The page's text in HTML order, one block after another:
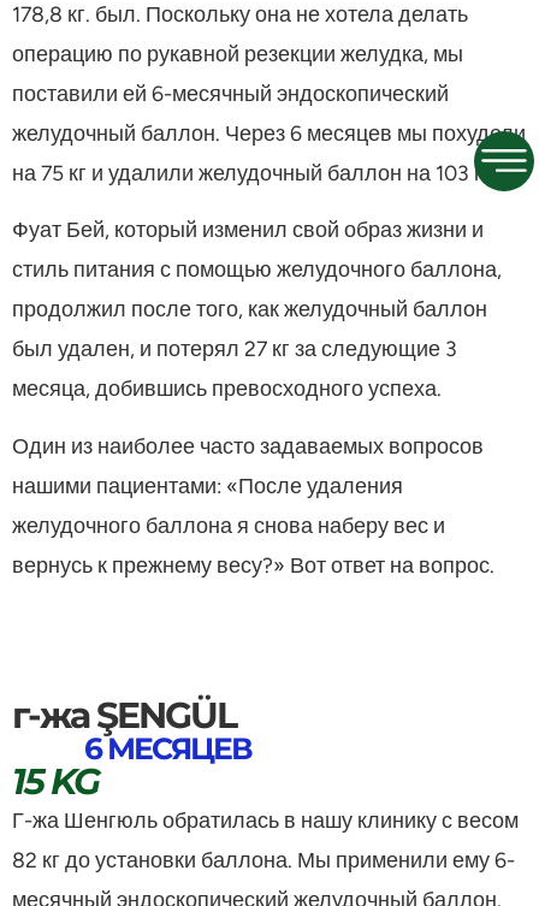
178,8 кг. был. Поскольку она не хотела делать
операцию по рукавной резекции желудка, мы
поставили ей 6-месячный эндоскопический
желудочный баллон. Через 6 месяцев мы похудели
на 75 кг и удалили желудочный баллон на 103 кг.
Фуат Бей, который изменил свой образ жизни и
стиль питания с помощью желудочного баллона,
продолжил после того, как желудочный баллон
был удален, и потерял 27 кг за следующие 3
месяца, добившись превосходного успеха.
Один из наиболее часто задаваемых вопросов
нашими пациентами: «После удаления
желудочного баллона я снова наберу вес и
вернусь к прежнему весу?» Вот ответ на вопрос.
г-жа ŞENGÜL
6 МЕСЯЦЕВ
15 KG
Г-жа Шенгюль обратилась в нашу клинику с весом
82 кг до установки баллона. Мы применили ему 6-
месячный эндоскопический желудочный баллон.